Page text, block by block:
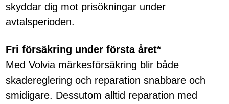
skyddar dig mot prisökningar under
avtalsperioden.
Fri försäkring under första året*
Med Volvia märkesförsäkring blir både
skadereglering och reparation snabbare och
smidigare. Dessutom alltid reparation med